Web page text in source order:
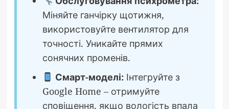
Міняйте ганчірку щотижня,
використовуйте вентилятор для
точності. Уникайте прямих
сонячних променів.
Смарт-моделі: Інтегруйте з
Google Home – отримуйте
сповіщення, якщо вологість впала